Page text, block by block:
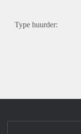
Type huurder: